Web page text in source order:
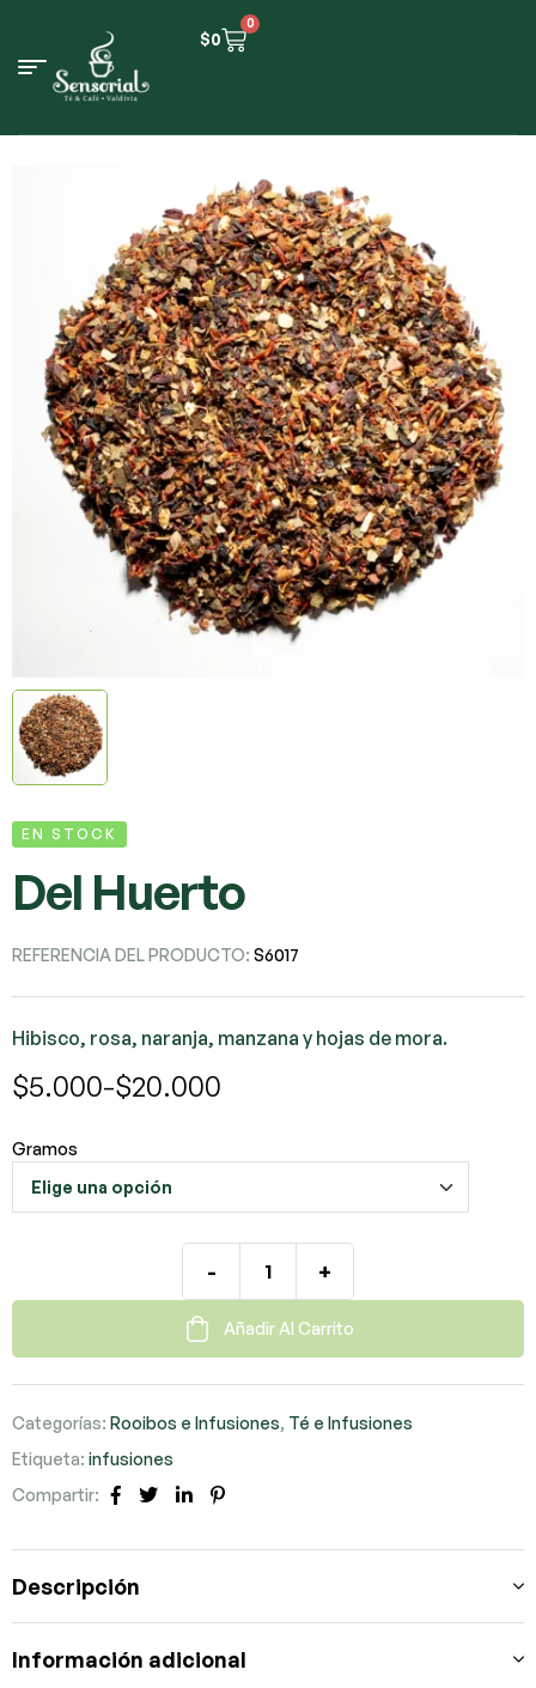
$0
0
EN STOCK
Del Huerto
REFERENCIA DEL PRODUCTO: S6017
Hibisco, rosa, naranja, manzana y hojas de mora.
$5.000-$20.000
Gramos
- +
Añadir Al Carrito
Categorías: Rooibos e Infusiones, Té e Infusiones
Etiqueta: infusiones
Compartir:
Facebook
TwitterLinkedIn
Descripción
Información adicional